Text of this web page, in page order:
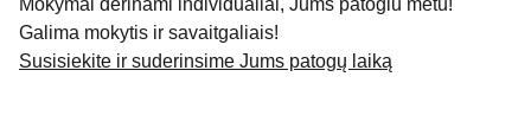
Mokymai derinami individualiai, Jums patogiu metu!
Galima mokytis ir savaitgaliais!
Susisiekite ir suderinsime Jums patogų laiką